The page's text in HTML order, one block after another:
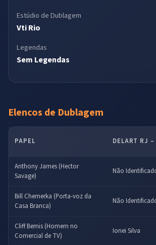
Estúdio de Dublagem
Vti Rio
Legendas
Sem Legendas
Elencos de Dublagem
PAPEL DELART RJ –
Anthony James (Hector
Savage)
Não
Bill Chemerka (Porta-voz da
Casa Branca)
Não
Cliff Bemis (Homem no
Comercial de TV)
Ionei Silva